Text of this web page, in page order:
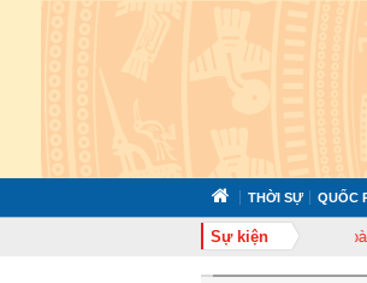
THỜI SỰ QUỐC
Sự kiện
Trung đoàn Không